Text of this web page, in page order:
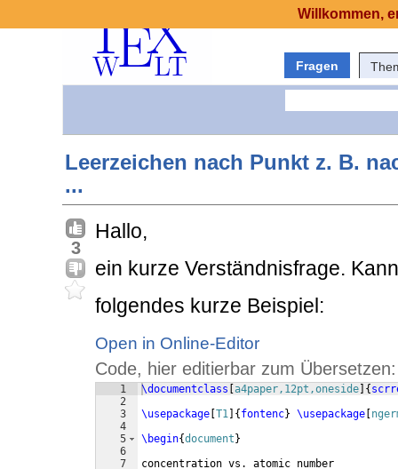
Fragen
Leerzeichen nach Punkt z. B.
...
3
Hallo,
ein kurze Verständnisfrage.
folgendes kurze Beispiel:
Open in Online-Editor
Code, hier editierbar zum Übersetzen:
1
2
3
4
5
6
7
\documentclass a4paper,12pt,oneside {
\usepackage T1 { fontenc} \usepackage
\begin{document }
concentration vs. atomic number
Willkommen,